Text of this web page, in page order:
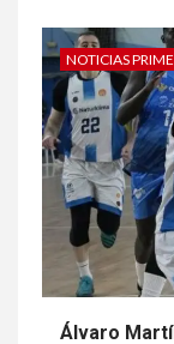
NOTICIAS
Álvaro